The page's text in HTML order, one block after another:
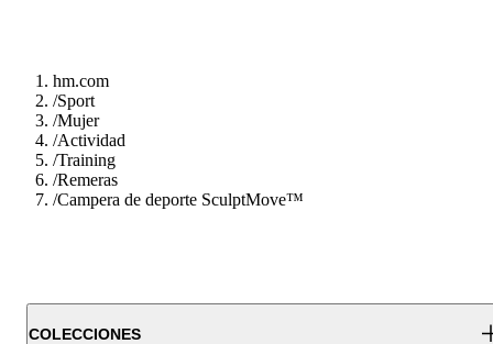
hm.com
/Sport
/Mujer
/Actividad
/Training
/Remeras
/Campera de deporte SculptMove™
COLECCIONES